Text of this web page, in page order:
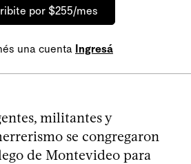
por $255/mes
una cuenta Ingresá
militantes y
se congregaron
de Montevideo para